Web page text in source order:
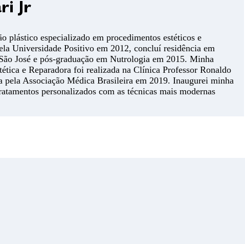
Jr
plástico especializado em procedimentos estéticos e
Universidade Positivo em 2012, concluí residência em
José e pós-graduação em Nutrologia em 2015. Minha
e Reparadora foi realizada na Clínica Professor Ronaldo
pela Associação Médica Brasileira em 2019. Inaugurei minha
personalizados com as técnicas mais modernas